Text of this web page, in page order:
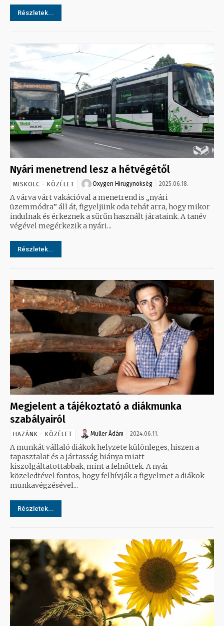
Részletek...
Nyári menetrend lesz a hétvégétől
MISKOLC - KÖZÉLET Oxygen Hirügynökség 2025.06.18.
A várva várt vakációval a menetrend is „nyári
üzemmódra” áll át, figyeljünk oda tehát arra, hogy mikor
indulnak és érkeznek a sűrűn használt járataink. A tanév
végével megérkezik a nyári...
Részletek...
Megjelent a tájékoztató a diákmunka
szabályairól
HAZÁNK - KÖZÉLET Müller Ádám 2024.06.11.
A munkát vállaló diákok helyzete különleges, hiszen a
tapasztalat és a jártasság hiánya miatt
kiszolgáltatottabbak, mint a felnőttek. A nyár
közeledtével fontos, hogy felhívják a figyelmet a diákok
munkavégzésével...
Részletek...